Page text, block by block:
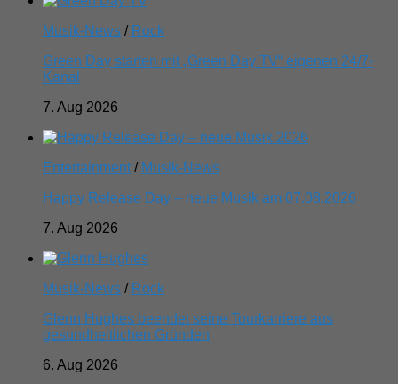
Musik-News / Rock
Green Day starten mit „Green Day TV“ eigenen 24/7-
Kanal
7. Aug 2026
Entertainment / Musik-News
Happy Release Day – neue Musik am 07.08.2026
7. Aug 2026
Musik-News / Rock
Glenn Hughes beendet seine Tourkarriere aus
gesundheitlichen Gründen
6. Aug 2026